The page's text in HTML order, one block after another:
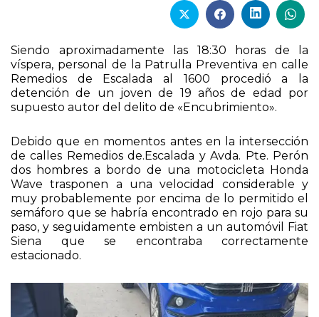
Siendo aproximadamente las 18:30 horas de la
víspera, personal de la Patrulla Preventiva en calle
Remedios de Escalada al 1600 procedió a la
detención de un joven de 19 años de edad por
supuesto autor del delito de «Encubrimiento».
Debido que en momentos antes en la intersección
de calles Remedios de.Escalada y Avda. Pte. Perón
dos hombres a bordo de una motocicleta Honda
Wave trasponen a una velocidad considerable y
muy probablemente por encima de lo permitido el
semáforo que se habría encontrado en rojo para su
paso, y seguidamente embisten a un automóvil Fiat
Siena que se encontraba correctamente
estacionado.